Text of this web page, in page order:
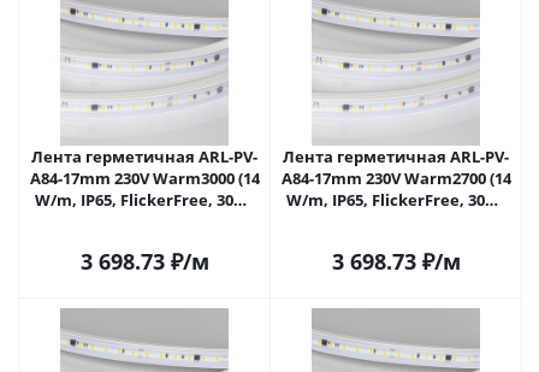
Лента герметичная ARL-PV-
A84-17mm 230V Warm3000 (14
W/m, IP65, FlickerFree, 30m)
3 698.73₽/м
Лента герметичная ARL-PV-
A84-17mm 230V Warm2700 (14
W/m, IP65, FlickerFree, 30m)
3 698.73₽/м